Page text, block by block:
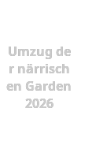
Umzug de
r närrisch
en Garden
2026